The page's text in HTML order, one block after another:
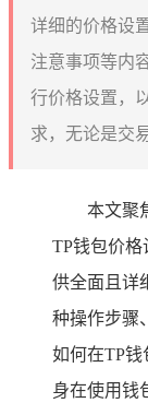
详细的价格设
注意事项等内
行价格设置，
求，无论是交
本文聚
TP钱包价
供全面且详
种操作步骤
如何在TP
身在使用钱